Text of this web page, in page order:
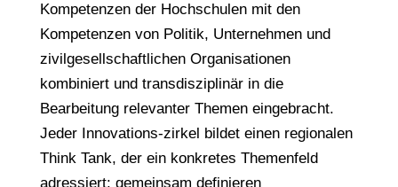
Kompetenzen der Hochschulen mit den
Kompetenzen von Politik, Unternehmen und
zivilgesellschaftlichen Organisationen
kombiniert und transdisziplinär in die
Bearbeitung relevanter Themen eingebracht.
Jeder Innovations-zirkel bildet einen regionalen
Think Tank, der ein konkretes Themenfeld
adressiert: gemeinsam definieren